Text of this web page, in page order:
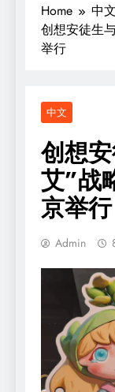
Home
中文
创想安徒生
举行
中文
创想
艾”战
京举行
Admin